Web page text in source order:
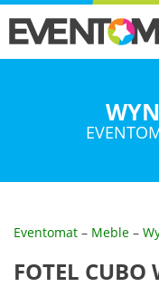
Eventomat – Meble –
FOTEL CUBO